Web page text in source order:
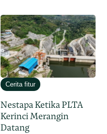
Cerita fitur
Nestapa Ketika PLTA
Kerinci Merangin
Datang